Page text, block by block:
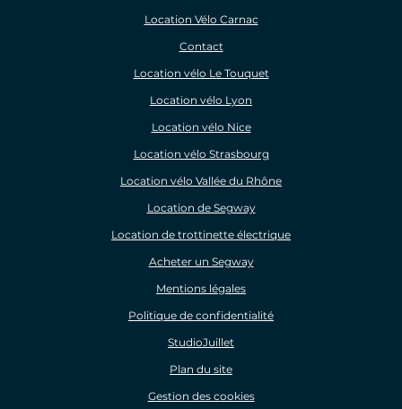
Location Vélo Carnac
Contact
Location vélo Le Touquet
Location vélo Lyon
Location vélo Nice
Location vélo Strasbourg
Location vélo Vallée du Rhône
Location de Segway
Location de trottinette électrique
Acheter un Segway
Mentions légales
Politique de confidentialité
StudioJuillet
Plan du site
Gestion des cookies